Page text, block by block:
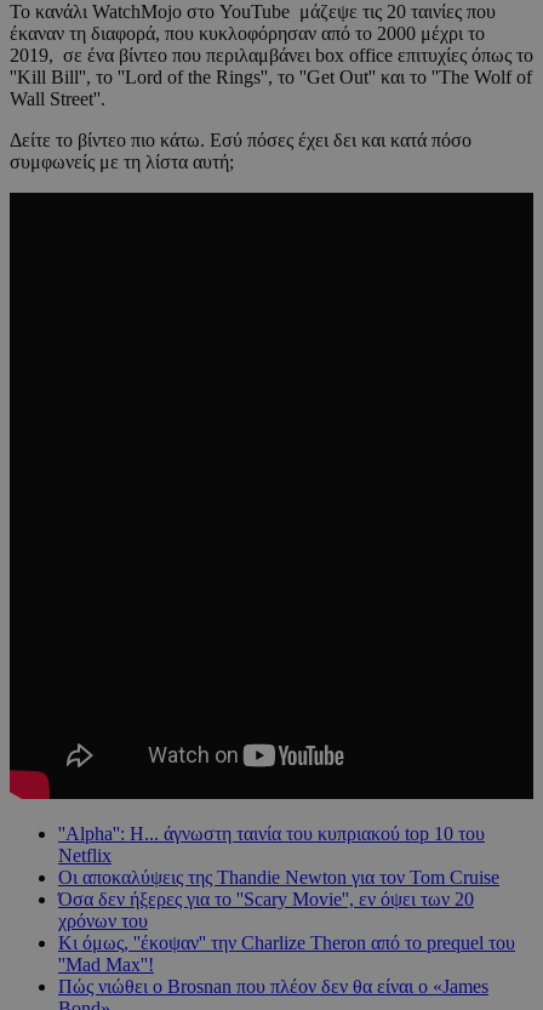
Το κανάλι WatchMojo στο YouTube μάζεψε τις 20 ταινίες που
έκαναν τη διαφορά, που κυκλοφόρησαν από το 2000 μέχρι το
2019, σε ένα βίντεο που περιλαμβάνει box office επιτυχίες όπως το
''Kill Bill'', το ''Lord of the Rings'', το ''Get Out'' και το ''The Wolf of
Wall Street''.
Δείτε το βίντεο πιο κάτω. Εσύ πόσες έχει δει και κατά πόσο
συμφωνείς με τη λίστα αυτή;
''Alpha'': Η... άγνωστη ταινία του κυπριακού top 10 του
Netflix
Οι αποκαλύψεις της Thandie Newton για τον Tom Cruise
Όσα δεν ήξερες για το ''Scary Movie'', εν όψει των 20
χρόνων του
Κι όμως, ''έκοψαν'' την Charlize Theron από το prequel του
''Mad Max''!
Πώς νιώθει ο Brosnan που πλέον δεν θα είναι ο «James